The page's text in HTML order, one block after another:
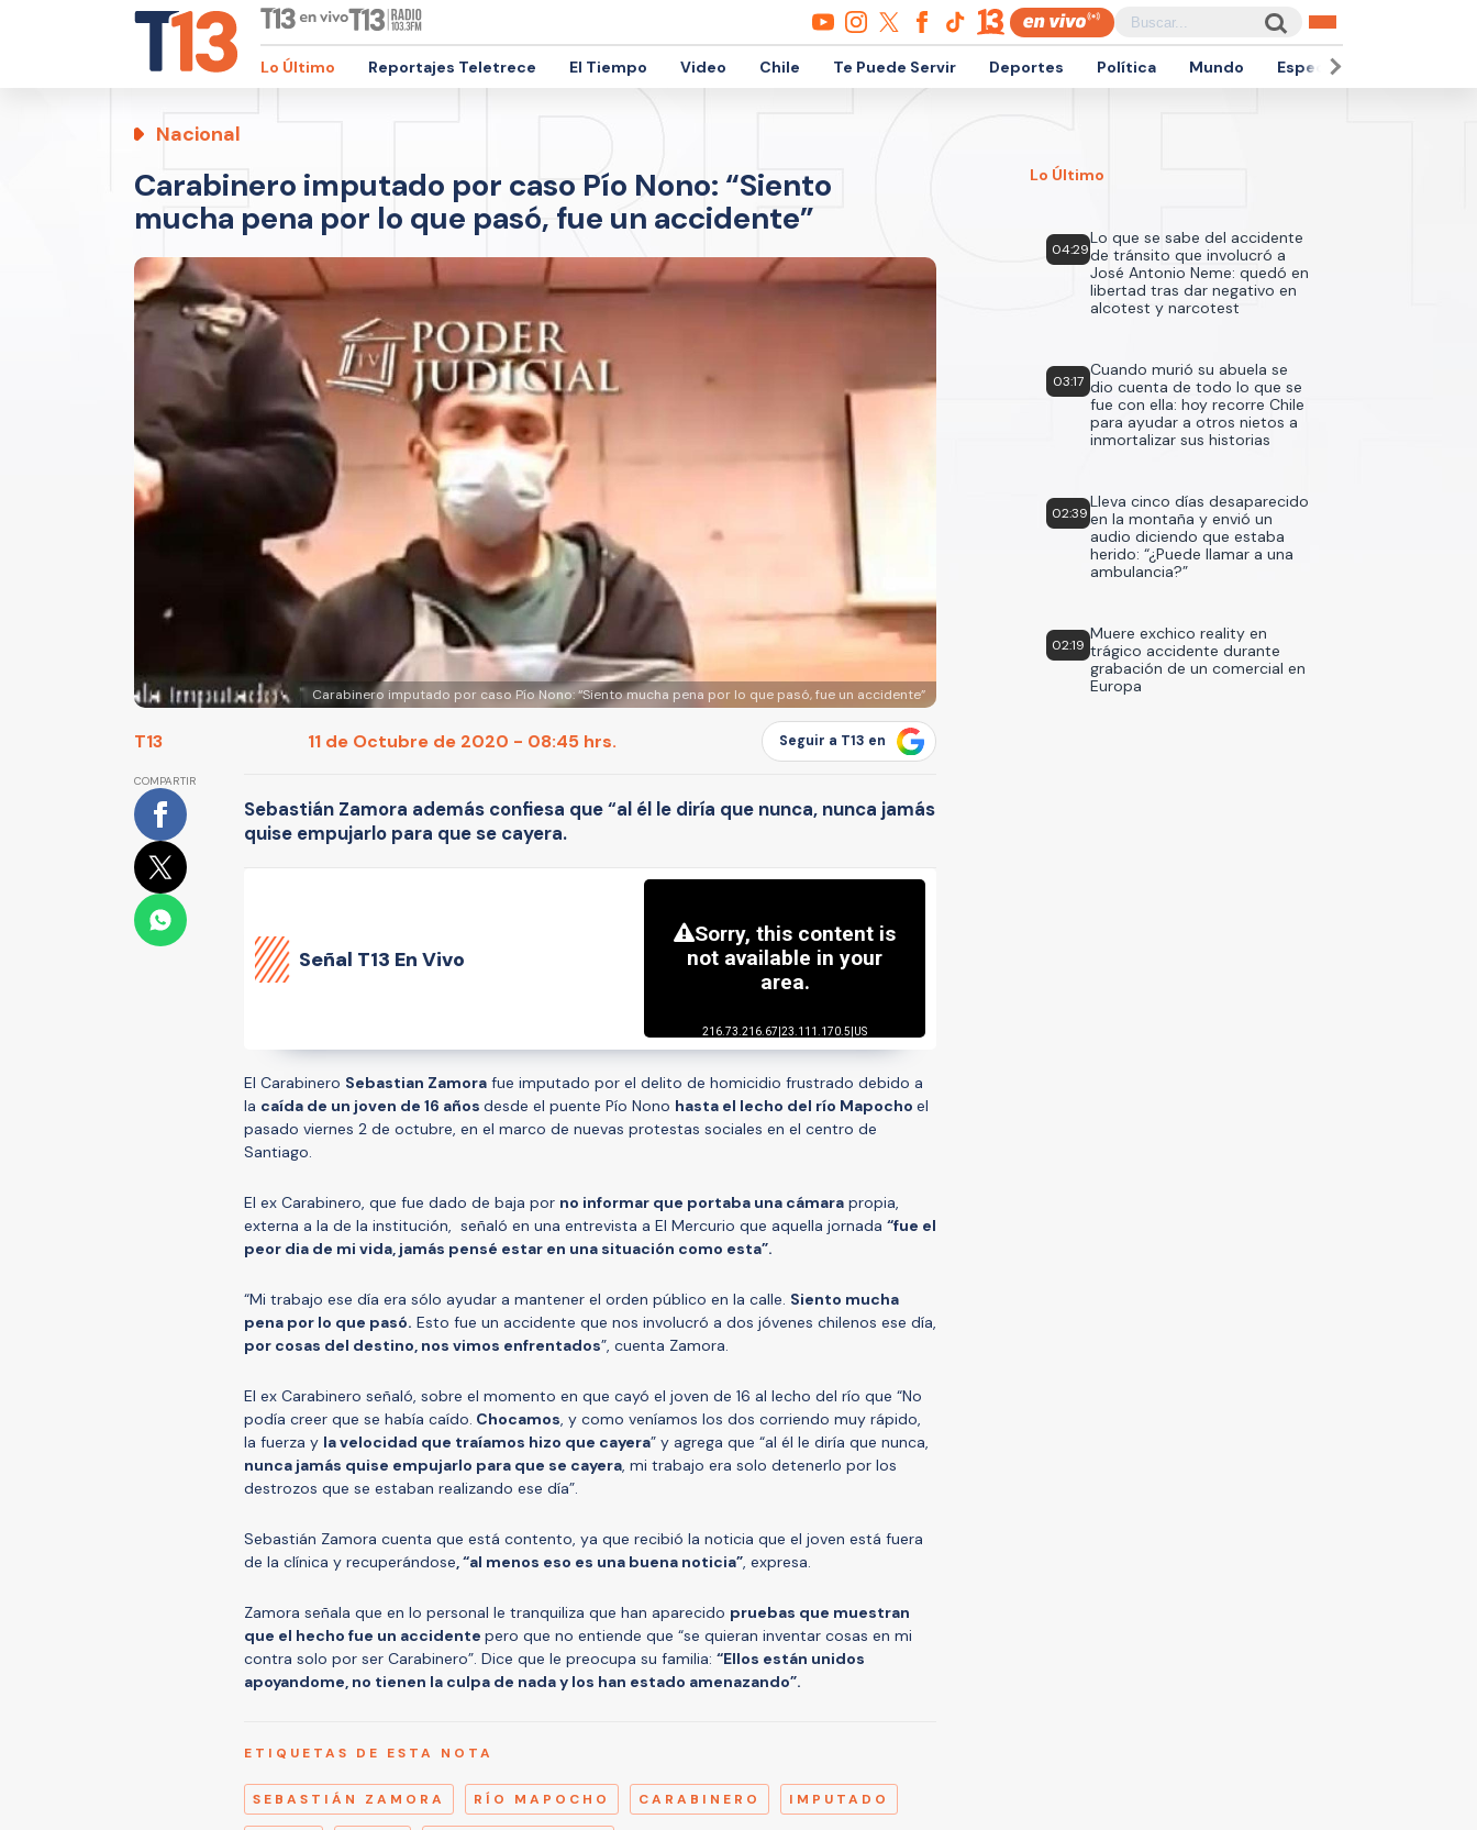
Lo Último Reportajes Teletrece El Tiempo Video Chile Te Puede Servir Deportes Política Mundo Espectáculos
Nacional
Carabinero imputado por caso Pío Nono: “Siento
mucha pena por lo que pasó, fue un accidente”
Carabinero imputado por caso Pío Nono: “Siento mucha pena por lo que pasó, fue un accidente”
T13 11 de Octubre de 2020 - 08:45 hrs. Seguir a T13 en
COMPARTIR
Sebastián Zamora además confiesa que “al él le diría que nunca, nunca jamás
quise empujarlo para que se cayera.
Señal T13 En Vivo
El Carabinero Sebastian Zamora fue imputado por el delito de homicidio frustrado debido a
la caída de un joven de 16 años desde el puente Pío Nono hasta el lecho del río Mapocho el
pasado viernes 2 de octubre, en el marco de nuevas protestas sociales en el centro de
Santiago.
El ex Carabinero, que fue dado de baja por no informar que portaba una cámara propia,
externa a la de la institución, señaló en una entrevista a El Mercurio que aquella jornada “fue el
peor dia de mi vida, jamás pensé estar en una situación como esta”.
“Mi trabajo ese día era sólo ayudar a mantener el orden público en la calle. Siento mucha
pena por lo que pasó. Esto fue un accidente que nos involucró a dos jóvenes chilenos ese día,
por cosas del destino, nos vimos enfrentados”, cuenta Zamora.
El ex Carabinero señaló, sobre el momento en que cayó el joven de 16 al lecho del río que “No
podía creer que se había caído. Chocamos, y como veníamos los dos corriendo muy rápido,
la fuerza y la velocidad que traíamos hizo que cayera” y agrega que “al él le diría que nunca,
nunca jamás quise empujarlo para que se cayera, mi trabajo era solo detenerlo por los
destrozos que se estaban realizando ese día”.
Sebastián Zamora cuenta que está contento, ya que recibió la noticia que el joven está fuera
de la clínica y recuperándose, “al menos eso es una buena noticia”, expresa.
Zamora señala que en lo personal le tranquiliza que han aparecido pruebas que muestran
que el hecho fue un accidente pero que no entiende que “se quieran inventar cosas en mi
contra solo por ser Carabinero”. Dice que le preocupa su familia: “Ellos están unidos
apoyandome, no tienen la culpa de nada y los han estado amenazando”.
ETIQUETAS DE ESTA NOTA
SEBASTIÁN ZAMORA RÍO MAPOCHO CARABINERO IMPUTADO
Lo Último
04:29
Lo que se sabe del accidente
de tránsito que involucró a
José Antonio Neme: quedó en
libertad tras dar negativo en
alcotest y narcotest
03:17
Cuando murió su abuela se
dio cuenta de todo lo que se
fue con ella: hoy recorre Chile
para ayudar a otros nietos a
inmortalizar sus historias
02:39
Lleva cinco días desaparecido
en la montaña y envió un
audio diciendo que estaba
herido: “¿Puede llamar a una
ambulancia?”
02:19
Muere exchico reality en
trágico accidente durante
grabación de un comercial en
Europa